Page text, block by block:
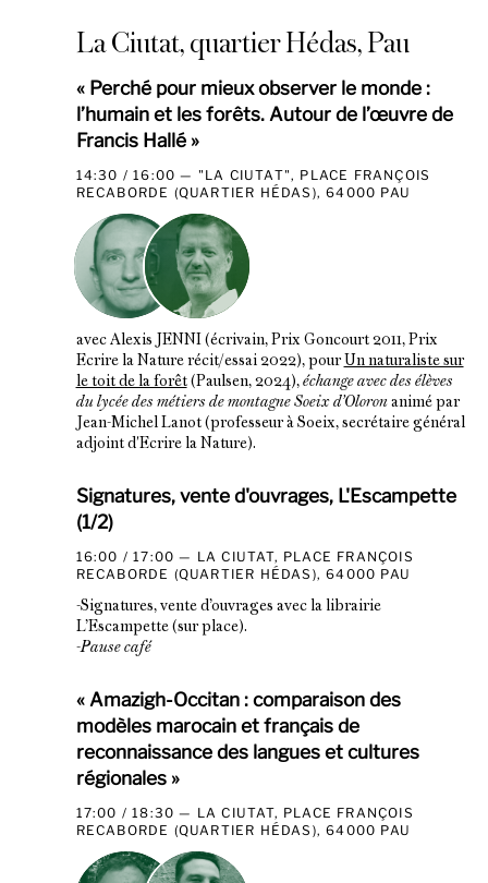
La Ciutat, quartier Hédas, Pau
« Perché pour mieux observer le monde :
l’humain et les forêts. Autour de l’œuvre de
Francis Hallé »
14:30 / 16:00
"LA CIUTAT", PLACE FRANÇOIS
RECABORDE (QUARTIER HÉDAS), 64000 PAU
avec Alexis JENNI (écrivain, Prix Goncourt 2011, Prix
Ecrire la Nature récit/essai 2022), pour Un naturaliste sur
le toit de la forêt(Paulsen, 2024), échange avec des élèves
du lycée des métiers de montagne Soeix d’Oloronanimé par
Jean-Michel Lanot (professeur à Soeix, secrétaire général
adjoint d'Ecrire la Nature).
Signatures, vente d'ouvrages, L'Escampette
(1/2)
16:00 / 17:00
LA CIUTAT, PLACE FRANÇOIS
RECABORDE (QUARTIER HÉDAS), 64000 PAU
-Signatures, vente d’ouvrages avec la librairie
L’Escampette (sur place).
-Pause café
« Amazigh-Occitan : comparaison des
modèles marocain et français de
reconnaissance des langues et cultures
régionales »
17:00 / 18:30
LA CIUTAT, PLACE FRANÇOIS
RECABORDE (QUARTIER HÉDAS), 64000 PAU